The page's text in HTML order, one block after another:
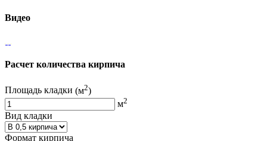
Видео
Расчет количества кирпича
Площадь кладки (м2)
м2
Вид кладки
Формат кирпича